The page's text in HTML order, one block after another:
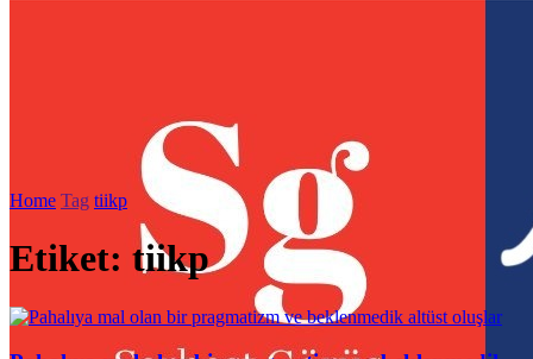
Home Tag tiikp
Etiket: tiikp